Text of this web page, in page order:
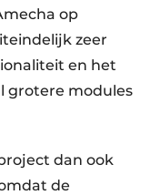
op
zeer
en het
grotere modules
dan ook
de